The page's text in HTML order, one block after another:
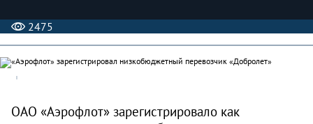
2475
ОАО «Аэрофлот» зарегистрировало как